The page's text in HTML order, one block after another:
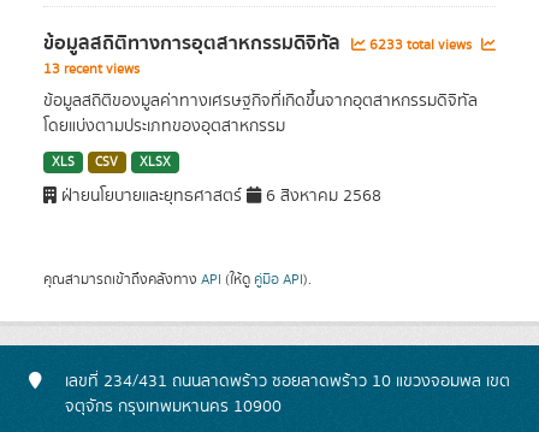
ข้อมูลสถิติทางการอุตสาหกรรมดิจิทัล
6233 total views
13 recent views
ข้อมูลสถิติของมูลค่าทางเศรษฐกิจที่เกิดขึ้นจากอุตสาหกรรมดิจิทัล
โดยแบ่งตามประเภทของอุตสาหกรรม
XLS CSV XLSX
ฝ่ายนโยบายและยุทธศาสตร์ 6 สิงหาคม 2568
คุณสามารถเข้าถึงคลังทาง API (ให้ดู คู่มือ API).
เลขที่ 234/431 ถนนลาดพร้าว ซอยลาดพร้าว 10 แขวงจอมพล เขต
จตุจักร กรุงเทพมหานคร 10900